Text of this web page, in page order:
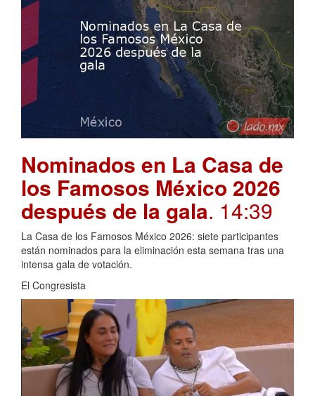
Nominados en La Casa de
los Famosos México 2026
después de la gala. 14:39
La Casa de los Famosos México 2026: siete participantes
están nominados para la eliminación esta semana tras una
intensa gala de votación.
El Congresista